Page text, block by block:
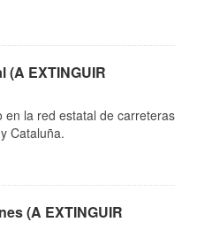
(A EXTINGUIR
en la red estatal de carreteras
Cataluña.
(A EXTINGUIR